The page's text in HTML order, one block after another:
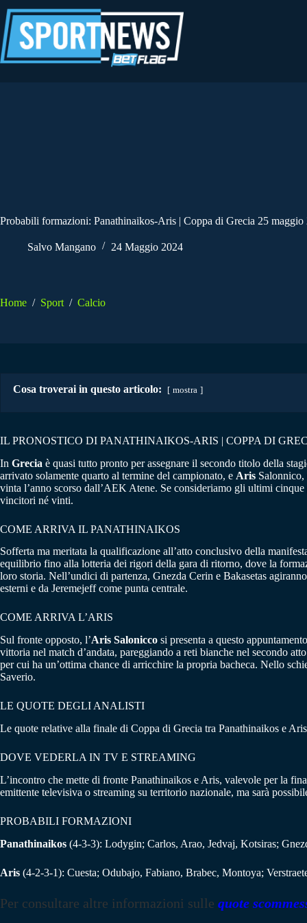
al
contenuto
Probabili formazioni: Panathinaikos-Aris | Coppa di Grecia 25 maggio
Salvo Mangano 24 Maggio 2024
Home / Sport / Calcio
Cosa troverai in questo articolo: mostra
IL PRONOSTICO DI PANATHINAIKOS-ARIS | COPPA DI
In Grecia è quasi tutto pronto per assegnare il secondo titolo della
arrivato solamente quarto al termine del campionato, e Aris Salonnico,
vinta l’anno scorso dall’AEK Atene. Se consideriamo gli ultimi
vincitori né vinti.
COME ARRIVA IL PANATHINAIKOS
Sofferta ma meritata la qualificazione all’atto conclusivo della
equilibrio fino alla lotteria dei rigori della gara di ritorno, dove la
loro storia. Nell’undici di partenza, Gnezda Cerin e Bakasetas
esterni e da Jeremejeff come punta centrale.
COME ARRIVA L’ARIS
Sul fronte opposto, l’Aris Salonicco si presenta a questo
vittoria nel match d’andata, pareggiando a reti bianche nel secondo
per cui ha un’ottima chance di arricchire la propria bacheca. Nello
Saverio.
LE QUOTE DEGLI ANALISTI
Le quote relative alla finale di Coppa di Grecia tra Panathinaikos e
DOVE VEDERLA IN TV E STREAMING
L’incontro che mette di fronte Panathinaikos e Aris, valevole per la
emittente televisiva o streaming su territorio nazionale, ma sarà
PROBABILI FORMAZIONI
Panathinaikos (4-3-3): Lodygin; Carlos, Arao, Jedvaj, Kotsiras;
Aris (4-2-3-1): Cuesta; Odubajo, Fabiano, Brabec, Montoya;
Per consultare altre informazioni sulle quote